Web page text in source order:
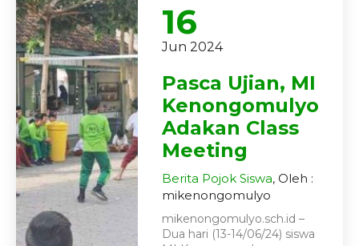
16
Jun 2024
Pasca Ujian, MI
Kenongomulyo
Adakan Class
Meeting
Berita Pojok Siswa, Oleh :
mikenongomulyo
mikenongomulyo.sch.id –
Dua hari (13-14/06/24) siswa